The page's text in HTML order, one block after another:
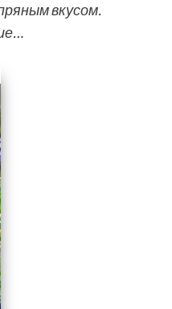
вкусом.